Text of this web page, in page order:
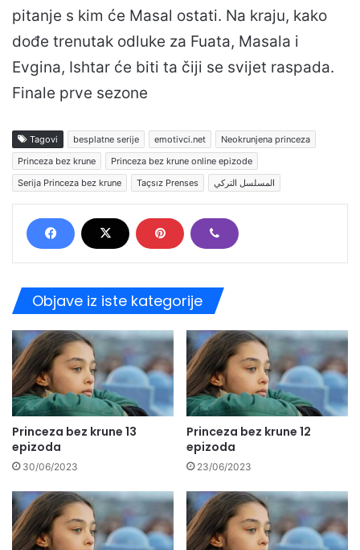
pitanje s kim će Masal ostati. Na kraju, kako
dođe trenutak odluke za Fuata, Masala i
Evgina, Ishtar će biti ta čiji se svijet raspada.
Finale prve sezone
Tagovi besplatne serije emotivci.net
Neokrunjena princeza
Princeza bez krune
Princeza bez krune online epizode
Serija Princeza bez krune
Taçsız Prenses المسلسل التركي
Objave iz iste kategorije
Princeza bez krune 13
epizoda
30/06/2023
Princeza bez krune 12
epizoda
23/06/2023